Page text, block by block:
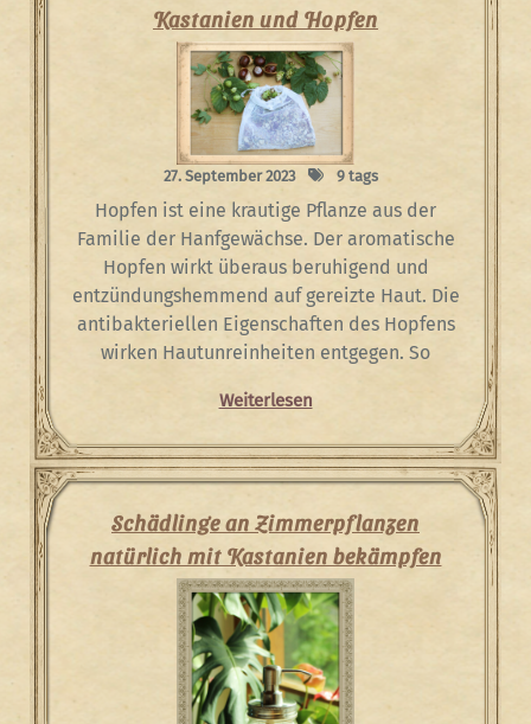
Kastanien und Hopfen
27. September 2023 9 tags
Hopfen ist eine krautige Pflanze aus der
Familie der Hanfgewächse. Der aromatische
Hopfen wirkt überaus beruhigend und
entzündungshemmend auf gereizte Haut. Die
antibakteriellen Eigenschaften des Hopfens
wirken Hautunreinheiten entgegen. So
Weiterlesen
Schädlinge an Zimmerpflanzen
natürlich mit Kastanien bekämpfen